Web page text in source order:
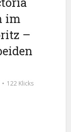
im
–
122 Klicks